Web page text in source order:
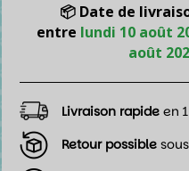
secteur
30W
📦 Date de
entre lundi 10 août
août
Livraison rapide en
Retour possible